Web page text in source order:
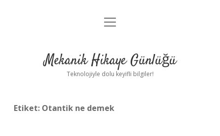
Anasayfa
Yasal Uyarı
menüyü
Mekanik Hikaye Günlüğü
Teknolojiyle dolu keyifli bilgiler!
Etiket: Otantik ne demek